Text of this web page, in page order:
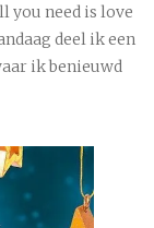
you need is love
deel ik een
ik benieuwd